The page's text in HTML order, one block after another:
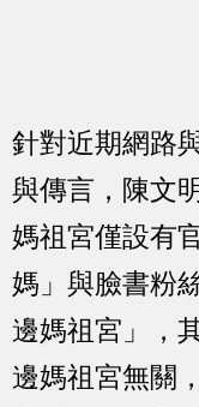
針對近期網路
與傳言，陳文
媽祖宮僅設有
媽」與臉書粉
邊媽祖宮」，
邊媽祖宮無關